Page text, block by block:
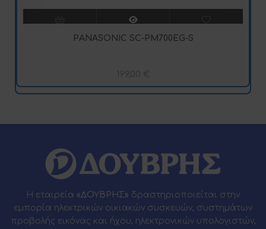
PANASONIC SC-PM700EG-S
199,00 €
Η εταιρεία «ΔΟΥΒΡΗΣ» δραστηριοποιείται στην
εμπορία ηλεκτρικών οικιακών συσκευών, συστημάτων
προβολής εικόνας και ήχου, ηλεκτρονικών υπολογιστών,